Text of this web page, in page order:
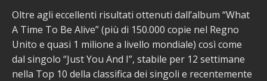
Oltre agli eccellenti risultati ottenuti dall’album “What
A Time To Be Alive” (più di 150.000 copie nel Regno
Unito e quasi 1 milione a livello mondiale) così come
dal singolo “Just You And I”, stabile per 12 settimane
nella Top 10 della classifica dei singoli e recentemente